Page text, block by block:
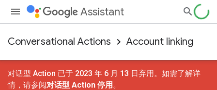
Assistant
Conversational Actions Account linking
对话型 Action 已于 2023 年 6 月 13 日弃用。如需了解详
情，请参阅对话型 Action 停用 。